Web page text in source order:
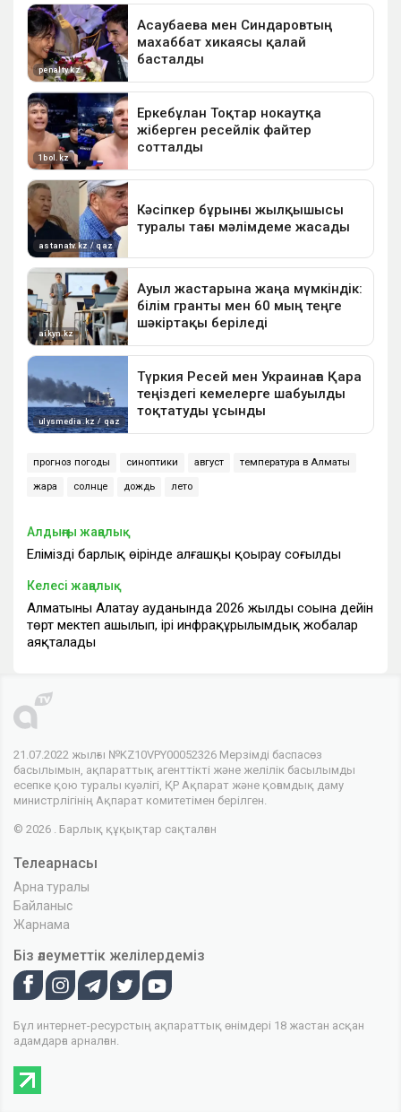
прогноз погоды синоптики август температура в Алматы
жара солнце дождь лето
Алдыңғы жаңалық
Еліміздің барлық өңірінде алғашқы қоңырау соғылды
Келесі жаңалық
Алматының Алатау ауданында 2026 жылдың соңына дейін
төрт мектеп ашылып, ірі инфрақұрылымдық жобалар
аяқталады
21.07.2022 жылғы №KZ10VPY00052326 Мерзімді баспасөз
басылымын, ақпараттық агенттікті және желілік басылымды
есепке қою туралы куәлігі, ҚР Ақпарат және қоғамдық даму
министрлігінің Ақпарат комитетімен берілген.
© 2026 . Барлық құқықтар сақталған
Телеарнасы
Арна туралы
Байланыс
Жарнама
Біз әлеуметтік желілердеміз
Бұл интернет-ресурстың ақпараттық өнімдері 18 жастан асқан
адамдарға арналған.